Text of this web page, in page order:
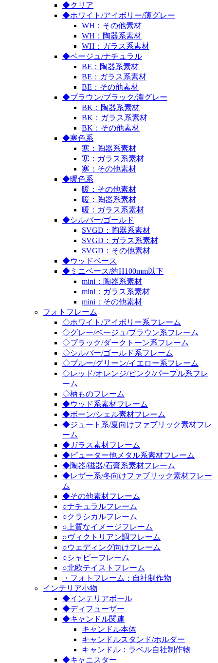
◆クリア
◆ホワイト/アイボリー/薄グレー
WH：その他素材
WH：陶器系素材
WH：ガラス系素材
◆ベージュ/ナチュラル
BE：陶器系素材
BE：ガラス系素材
BE：その他素材
◆ブラウン/ブラック/濃グレー
BK：陶器系素材
BK：ガラス系素材
BK：その他素材
◆寒色系
寒：陶器系素材
寒：ガラス系素材
寒：その他素材
◆暖色系
暖：その他素材
暖：陶器系素材
暖：ガラス系素材
◆シルバー/ゴールド
SVGD：陶器系素材
SVGD：ガラス系素材
SVGD：その他素材
◆ウッドベース
◆ミニベース/約H100mm以下
mini：陶器系素材
mini：ガラス系素材
mini：その他素材
フォトフレーム
◇ホワイト/アイボリー系フレーム
◇グレー/ベージュ/ブラウン系フレーム
◇ブラック/ダークトーン系フレーム
◇シルバー/ゴールド系フレーム
◇ブルー/グリーン/イエロー系フレーム
◇レッド/オレンジ/ピンク/パープル系フレ
ーム
◇柄ものフレーム
◆ウッド系素材フレーム
◆ボーン/シェル素材フレーム
◆ジュート系/夏向けファブリック素材フレ
ーム
◆ガラス素材フレーム
◆ピューター他メタル系素材フレーム
◆陶器/磁器/石膏系素材フレーム
◆レザー系/冬向けファブリック素材フレー
ム
◆その他素材フレーム
○ナチュラルフレーム
○クラシカルフレーム
○上質なイメージフレーム
○ヴィクトリアン調フレーム
○ウェディング向けフレーム
○シャビーフレーム
○北欧テイストフレーム
・フォトフレーム：自社制作物
インテリア小物
◆インテリアボール
◆ディフューザー
◆キャンドル関連
キャンドル本体
キャンドルスタンド/ホルダー
キャンドル：ラベル自社制作物
◆キャニスター